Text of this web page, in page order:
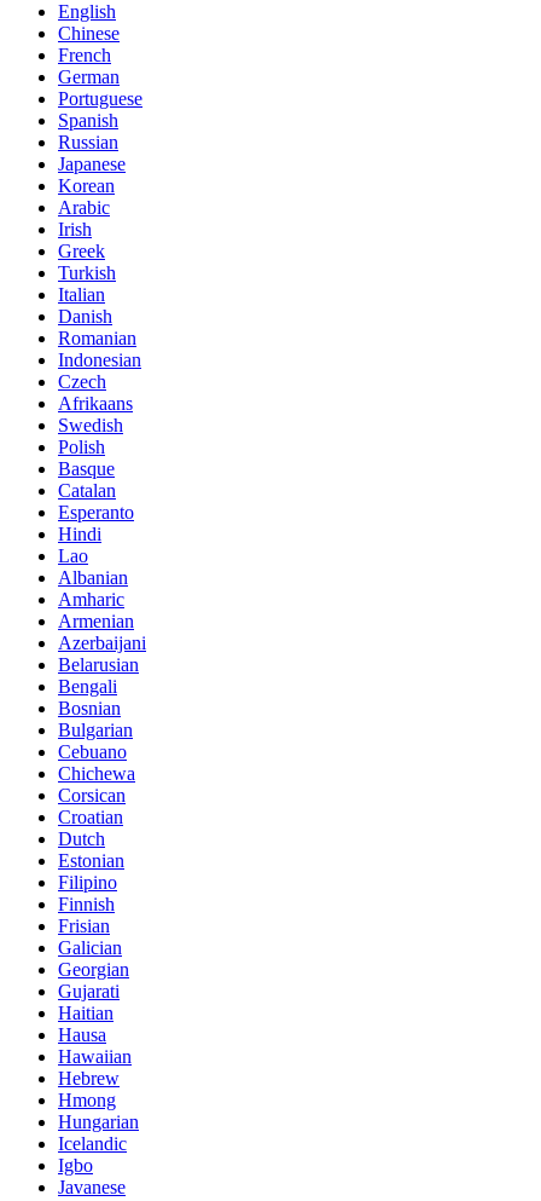
English
Chinese
French
German
Portuguese
Spanish
Russian
Japanese
Korean
Arabic
Irish
Greek
Turkish
Italian
Danish
Romanian
Indonesian
Czech
Afrikaans
Swedish
Polish
Basque
Catalan
Esperanto
Hindi
Lao
Albanian
Amharic
Armenian
Azerbaijani
Belarusian
Bengali
Bosnian
Bulgarian
Cebuano
Chichewa
Corsican
Croatian
Dutch
Estonian
Filipino
Finnish
Frisian
Galician
Georgian
Gujarati
Haitian
Hausa
Hawaiian
Hebrew
Hmong
Hungarian
Icelandic
Igbo
Javanese